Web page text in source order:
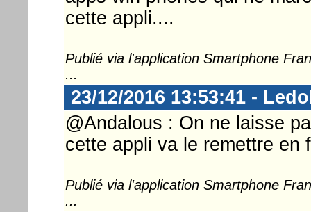
cette appli....
Publié via l'application Smartphone
...
23/12/2016 13:53:41 -
@Andalous : On ne laisse
cette appli va le remettre en
Publié via l'application Smartphone
...